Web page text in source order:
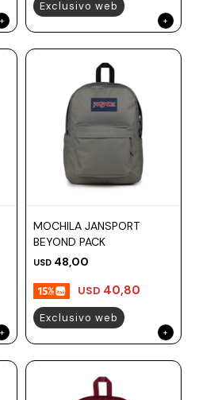
Exclusivo web
MOCHILA JANSPORT
BEYOND PACK
USD 48,00
USD 40,80
Exclusivo web